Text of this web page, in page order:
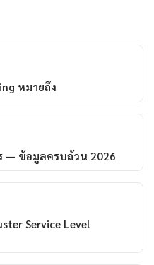
หมายถึง
— ข้อมูลครบถ้วน 2026
Service Level